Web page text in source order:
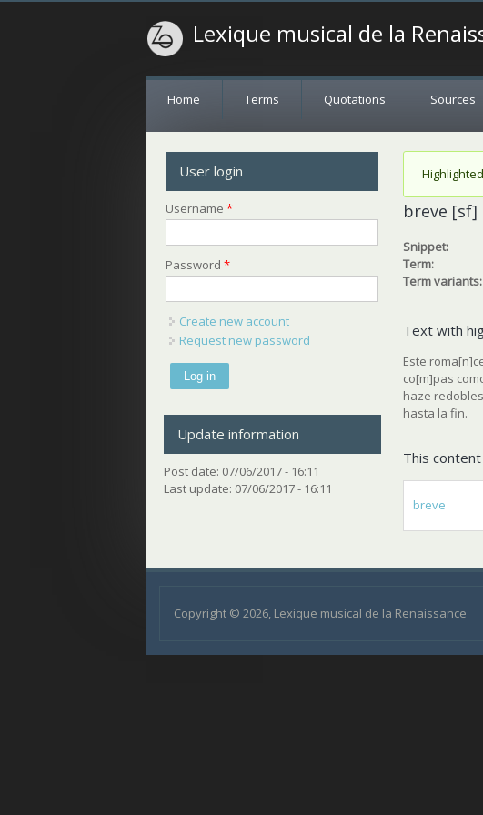
Lexique musical de la
Home Terms Quotations Sources
Status
breve [sf]
Snippet:
Term:
Term variants:
Text with
Este
co[m]pas
haze
hasta la fin.
This
breve
User login
Username*
Password*
Create new account
Request new password
Update information
Post date: 07/06/2017 - 16:11
Last update: 07/06/2017 - 16:11
Copyright © 2026, Lexique musical de la Renaissance